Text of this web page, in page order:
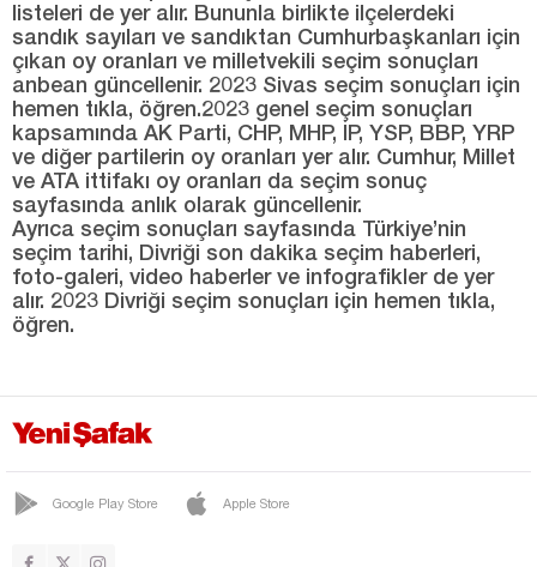
listeleri de yer alır. Bununla birlikte ilçelerdeki
sandık sayıları ve sandıktan Cumhurbaşkanları için
çıkan oy oranları ve milletvekili seçim sonuçları
anbean güncellenir. 2023 Sivas seçim sonuçları için
hemen tıkla, öğren.2023 genel seçim sonuçları
kapsamında AK Parti, CHP, MHP, İP, YSP, BBP, YRP
ve diğer partilerin oy oranları yer alır. Cumhur, Millet
ve ATA ittifakı oy oranları da seçim sonuç
sayfasında anlık olarak güncellenir.
Ayrıca seçim sonuçları sayfasında Türkiye’nin
seçim tarihi, Divriği son dakika seçim haberleri,
foto-galeri, video haberler ve infografikler de yer
alır. 2023 Divriği seçim sonuçları için hemen tıkla,
öğren.
Google Play Store Apple Store